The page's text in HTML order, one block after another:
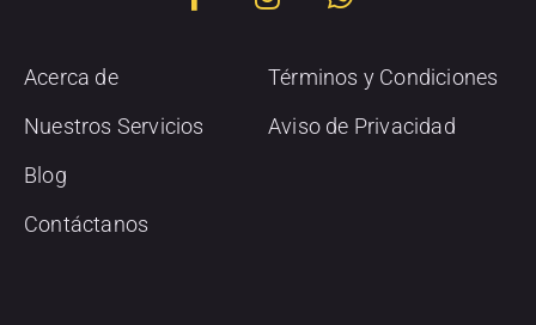
Acerca de
Nuestros Servicios
Blog
Contáctanos
Términos y Condiciones
Aviso de Privacidad